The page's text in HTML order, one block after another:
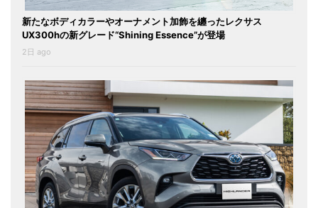
新たなボディカラーやオーナメント加飾を纏ったレクサス
UX300hの新グレード“Shining Essence”が登場
2日 ago